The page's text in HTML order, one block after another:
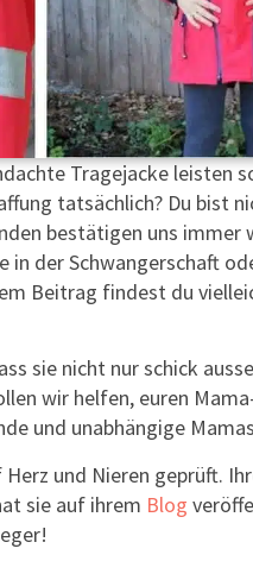
Tragejacke leisten
tatsächlich? Du bist
bestätigen uns immer
der Schwangerschaft
Beitrag findest du
sie nicht nur schick
wir helfen, euren
und unabhängige
und Nieren geprüft.
sie auf ihrem Blog